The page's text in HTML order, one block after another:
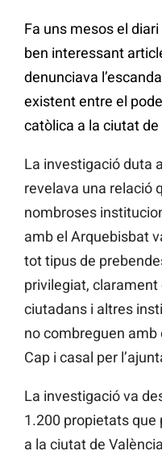
Fa uns mesos el
ben interessant
denunciava
existent entre el
catòlica a la ciutat de
La investigació duta
revelava una relació
nombroses
amb el Arquebisbat
tot tipus de
privilegiat,
ciutadans i altres
no combreguen amb
Cap i casal per
La investigació va
1.200 propietats que
a la ciutat de